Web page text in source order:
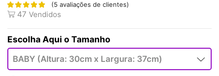
(5 avaliações de clientes)
47 Vendidos
Tamanho